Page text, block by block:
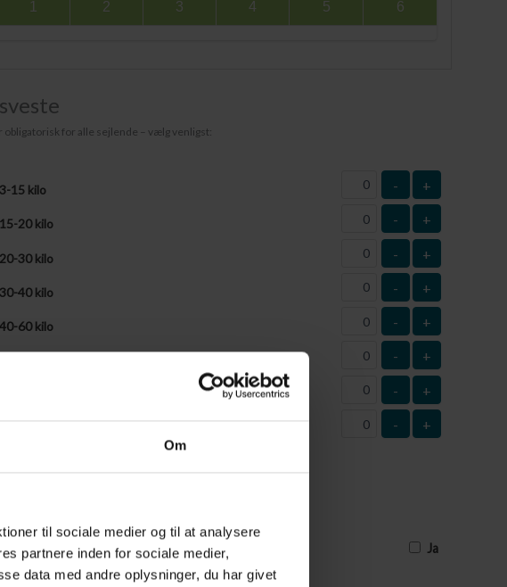
Om
til sociale medier og til at analysere
partnere inden for sociale medier,
data med andre oplysninger, du har givet
1 2 3 4 5 6
obligatorisk for alle sejlende – vælg venligst:
15 kilo - +
20 kilo - +
30 kilo - +
40 kilo - +
60 kilo - +
- +
- +
- +
indsendt til os senest 3 dage før turens start
Ja